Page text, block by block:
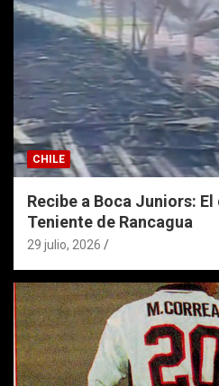
CHILE
Recibe a Boca Juniors: El
Teniente de Rancagua
29 julio, 2026